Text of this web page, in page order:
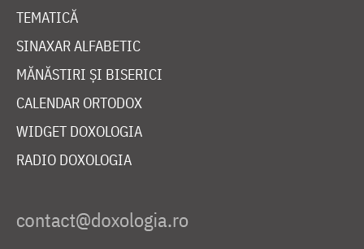
TEMATICĂ
SINAXAR ALFABETIC
MĂNĂSTIRI ȘI BISERICI
CALENDAR ORTODOX
WIDGET DOXOLOGIA
RADIO DOXOLOGIA